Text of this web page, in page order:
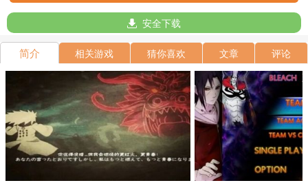
安全下载
简介 相关游戏 猜你喜欢 文章 评论